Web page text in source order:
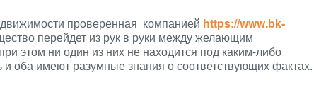
проверенная компанией https://www.bk-
перейдет из рук в руки между желающим
этом ни один из них не находится под каким-либо
оба имеют разумные знания о соответствующих фактах.